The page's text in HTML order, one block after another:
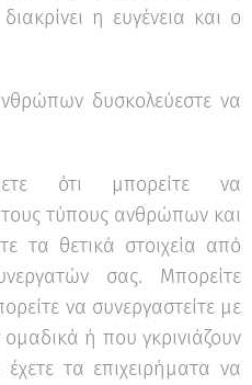
η ευγένεια και ο
δυσκολεύεστε να
ότι μπορείτε να
τύπους ανθρώπων και
τα θετικά στοιχεία από
σας. Μπορείτε
να συνεργαστείτε με
ή που γκρινιάζουν
τα επιχειρήματα να